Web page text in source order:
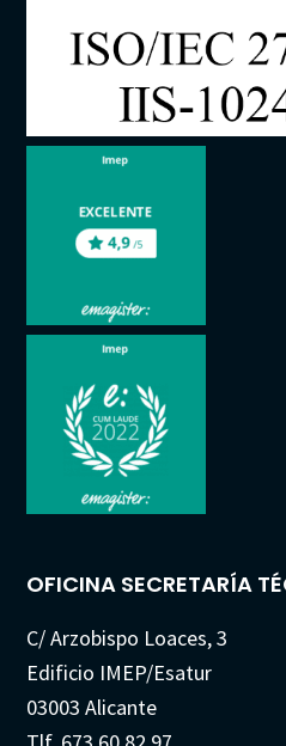
OFICINA SECRETARÍA
C/ Arzobispo Loaces, 3
Edificio IMEP/Esatur
03003 Alicante